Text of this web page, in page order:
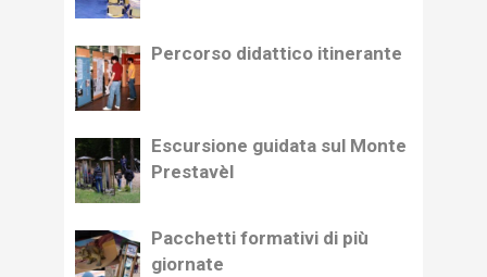
Percorso didattico itinerante
Escursione guidata sul Monte
Prestavèl
Pacchetti formativi di più
giornate